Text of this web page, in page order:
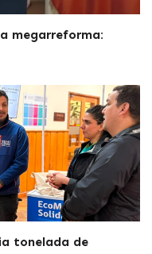
megarreforma:
tonelada de